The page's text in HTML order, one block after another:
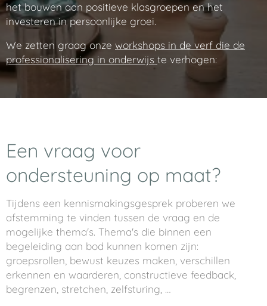
het bouwen aan positieve klasgroepen en het
investeren in persoonlijke groei.
We zetten graag onze workshops in de verf die de
professionalisering in onderwijs te verhogen:
Een vraag voor
ondersteuning op maat?
Tijdens een kennismakingsgesprek proberen we
afstemming te vinden tussen de vraag en de
mogelijke thema's. Thema's die binnen een
begeleiding aan bod kunnen komen zijn:
groepsrollen, bewust keuzes maken, verschillen
erkennen en waarderen, constructieve feedback,
begrenzen, stretchen, zelfsturing, …